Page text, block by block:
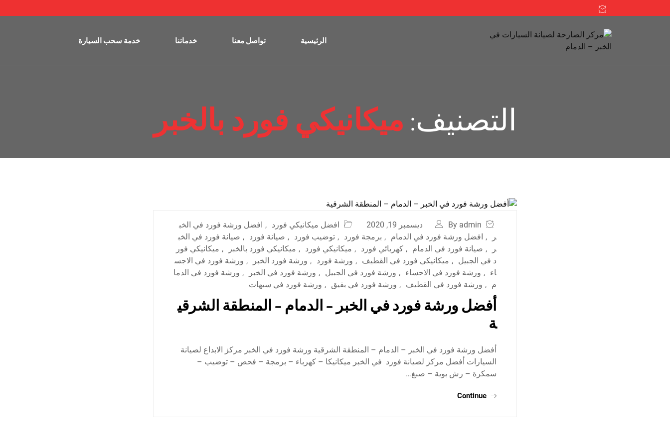
الرئيسية تواصل معنا خدماتنا خدمة سحب السيارة
التصنيف: ميكانيكي فورد بالخبر
By admin ديسمبر 19, 2020 افضل ميكانيكي فورد , افضل ورشة فورد في الخب
ر
, افضل ورشة فورد في الدمام , برمجة فورد , توضيب فورد , صيانة فورد , صيانة فورد في الخب
ر
, صيانة فورد في الدمام , كهربائي فورد , ميكانيكي فورد , ميكانيكي فورد بالخبر , ميكانيكي فور
د في الجبيل , ميكانيكي فورد في القطيف , ورشة فورد , ورشة فورد الخبر , ورشة فورد في الاجس
اء , ورشة فورد في الاحساء , ورشة فورد في الجبيل , ورشة فورد في الخبر , ورشة فورد في الدما
م , ورشة فورد في القطيف , ورشة فورد في بقيق , ورشة فورد في سيهات
أفضل ورشة فورد في الخبر – الدمام – المنطقة الشرقي
ة
أفضل ورشة فورد في الخبر – الدمام – المنطقة الشرقية ورشة فورد في الخبر مركز الابداع لصيانة
السيارات أفضل مركز لصيانة فورد في الخبر ميكانيكا – كهرباء – برمجة – فحص – توضيب –
سمكرة – رش بوية – صبغ…
Continue